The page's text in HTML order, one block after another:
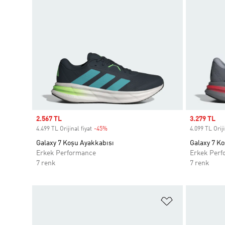
Sale price
2.567 TL
4.499 TL Orijinal fiyat -45%
Galaxy 7 Koşu Ayakkabısı
Erkek Performance
7 renk
Sale price
3.279 TL
4.099 TL
Galaxy 7
Erkek
7 renk